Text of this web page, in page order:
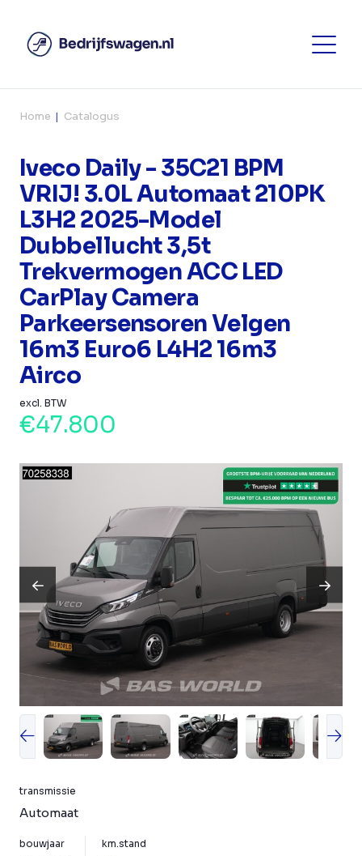
Home Catalogus
Iveco Daily - 35C21 BPM
VRIJ! 3.0L Automaat 210PK
L3H2 2025-Model
Dubbellucht 3,5t
Trekvermogen ACC LED
CarPlay Camera
Parkeersensoren Velgen
16m3 Euro6 L4H2 16m3
Airco
excl. BTW
€47.800
transmissie
Automaat
bouwjaar km.stand